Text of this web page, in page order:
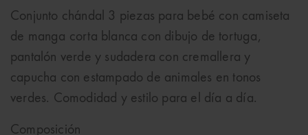
Conjunto chándal 3 piezas para bebé con camiseta
de manga corta blanca con dibujo de tortuga,
pantalón verde y sudadera con cremallera y
capucha con estampado de animales en tonos
verdes. Comodidad y estilo para el día a día.
Composición